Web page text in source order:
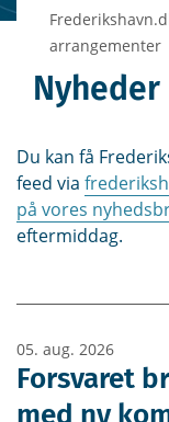
arrangementer
Nyheder
Du kan få
feed via
på vores
eftermiddag.
05. aug. 2026
Forsvaret